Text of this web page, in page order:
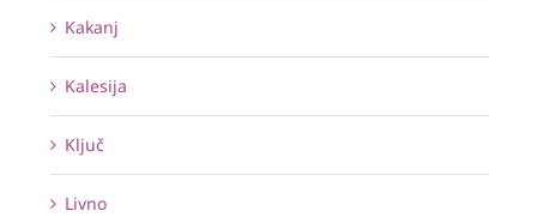
Kakanj
Kalesija
Ključ
Livno